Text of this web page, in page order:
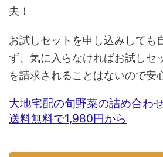
夫！
お試しセットを申し込みしても
ず、気に入らなければお試しセ
を請求されることはないので安
大地宅配の旬野菜の詰め合わ
送料無料で1,980円から